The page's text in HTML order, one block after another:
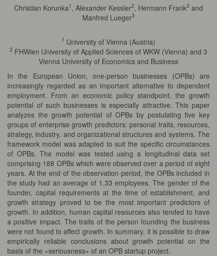
Christian Korunka1 , Alexander Kessler2, Hermann Frank3 and
Manfred Lueger3
1 University of Vienna (Austria)
2 FHWien University of Applied Sciences of WKW (Vienna) and 3
Vienna University of Economics and Business
In the European Union, one-person businesses (OPBs) are
increasingly regarded as an important alternative to dependent
employment. From an economic policy standpoint, the growth
potential of such businesses is especially attractive. This paper
analyzes the growth potential of OPBs by postulating five key
groups of enterprise growth predictors: personal traits, resources,
strategy, industry, and organizational structures and systems. The
framework model was adapted to suit the specific circumstances
of OPBs. The model was tested using a longitudinal data set
comprising 188 OPBs which were observed over a period of eight
years. At the end of the observation period, the OPBs included in
the study had an average of 1.33 employees. The gender of the
founder, capital requirements at the time of establishment, and
growth strategy proved to be the most important predictors of
growth. In addition, human capital resources also tended to have
a positive impact. The traits of the person founding the business
were not found to affect growth. In summary, it is possible to draw
empirically reliable conclusions about growth potential on the
basis of the «seriousness» of an OPB startup project.